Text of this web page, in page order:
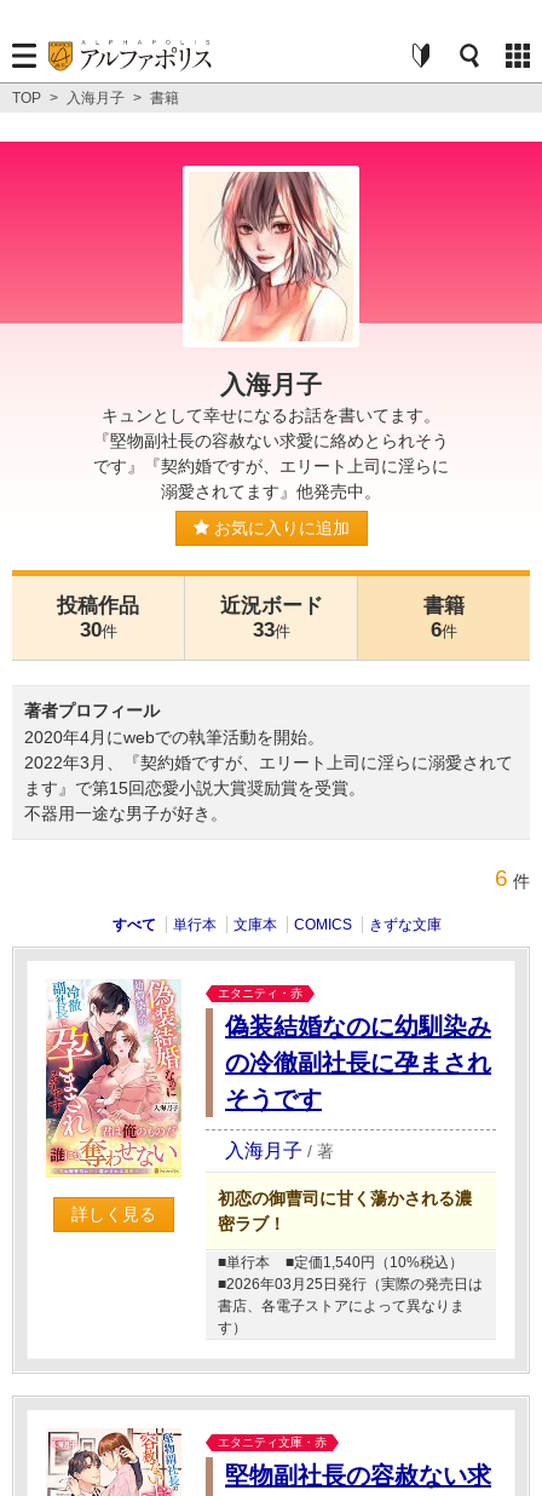
TOP > 入海月子 > 書籍
入海月子
キュンとして幸せになるお話を書いてます。
『堅物副社長の容赦ない求愛に絡めとられそう
です』『契約婚ですが、エリート上司に淫らに
溺愛されてます』他発売中。
お気に入りに追加
投稿作品
30件
近況ボード
33件
書籍
6件
著者プロフィール
2020年4月にwebでの執筆活動を開始。
2022年3月、『契約婚ですが、エリート上司に淫らに溺愛されて
ます』で第15回恋愛小説大賞奨励賞を受賞。
不器用一途な男子が好き。
6 件
すべて 単行本 文庫本 COMICS きずな文庫
詳しく見る
エタニティ・赤
偽装結婚なのに幼馴染み
の冷徹副社長に孕まされ
そうです
入海月子 / 著
初恋の御曹司に甘く蕩かされる濃
密ラブ！
■単行本
■定価1,540円（10%税込）
■2026年03月25日発行（実際の発売日は
書店、各電子ストアによって異なりま
す）
エタニティ文庫・赤
堅物副社長の容赦ない求